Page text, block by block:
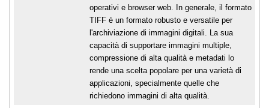
operativi e browser web. In generale, il formato
TIFF è un formato robusto e versatile per
l'archiviazione di immagini digitali. La sua
capacità di supportare immagini multiple,
compressione di alta qualità e metadati lo
rende una scelta popolare per una varietà di
applicazioni, specialmente quelle che
richiedono immagini di alta qualità.